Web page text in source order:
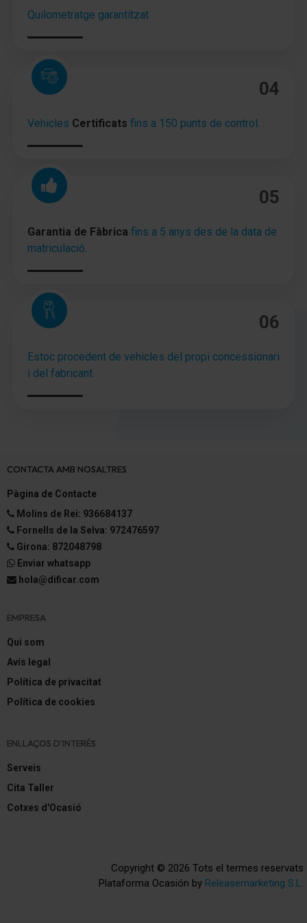
Luces de lectura delante
Retrovisor interior con sistema
antideslumbramiento autom.
Parasoles con Espejo (iluminación)
Inmovilizador
Sistema de alarma
Pomo palanca cambios cuero
Anclajes Isofix para Asiento para niños
Sistema antibloqueo (ABS)
Distribuidor eléctrónico de frenada
Asistente a la conducción: Freno de emergencia
adaptables Tren de rodaje
Volante (cuero)
Columna de dirección (Volante) regulable altura y
longitud
Dirección asistida electromecánica
Multifunción para Volante
Reducción polución según norma gases escape
Motor 1,8 Ltr. - 104 kW i-VTEC CAT
Quilometratge garantitzat
04
Vehicles Certificats fins a 150 punts de control.
05
Garantia de Fàbrica fins a 5 anys des de la data de
matriculació.
06
Estoc procedent de vehicles del propi concessionari
i del fabricant.
CONTACTA AMB NOSALTRES
Pàgina de Contacte
Molins de Rei: 936684137
Fornells de la Selva: 972476597
Girona: 872048798
Enviar whatsapp
hola@dificar.com
EMPRESA
Qui som
Avís legal
Política de privacitat
Política de cookies
ENLLAÇOS D'INTERÉS
Serveis
Cita Taller
Cotxes d'Ocasió
Copyright © 2026 Tots el termes reservats
Plataforma Ocasión by Releasemarketing S.L.